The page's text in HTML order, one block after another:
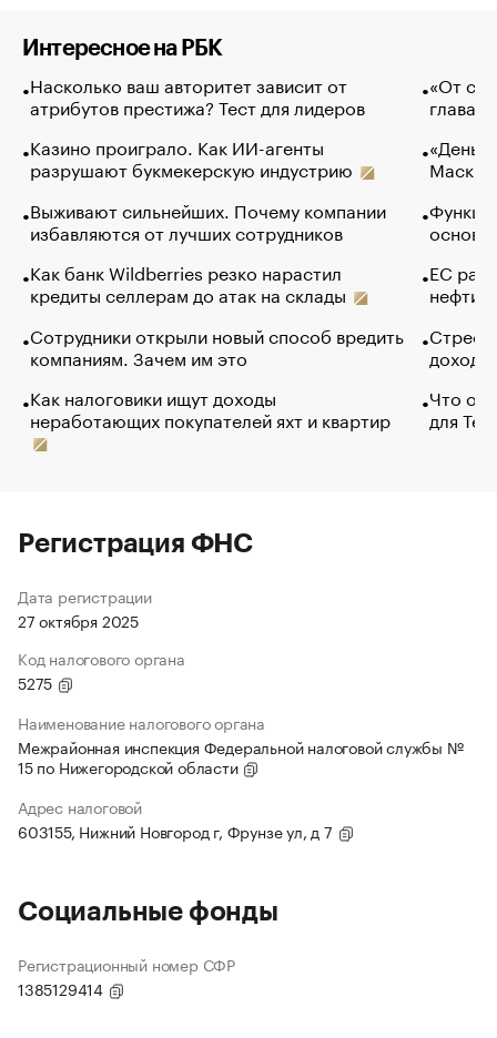
Интересное на РБК
Насколько ваш авторитет зависит от
атрибутов престижа? Тест для лидеров
Казино проиграло. Как ИИ-агенты
разрушают букмекерскую индустрию
Выживают сильнейших. Почему компании
избавляются от лучших сотрудников
Как банк Wildberries резко нарастил
кредиты селлерам до атак на склады
Сотрудники открыли новый способ вредить
компаниям. Зачем им это
Как налоговики ищут доходы
неработающих покупателей яхт и квартир
«От
глава
Маск в
основ
ЕС
нефти
Что
для
Регистрация ФНС
Дата регистрации
27 октября 2025
Код налогового органа
5275
Наименование налогового органа
Межрайонная инспекция Федеральной налоговой службы №
15 по Нижегородской области
Адрес налоговой
603155, Нижний Новгород г, Фрунзе ул, д 7
Социальные фонды
Регистрационный номер СФР
1385129414